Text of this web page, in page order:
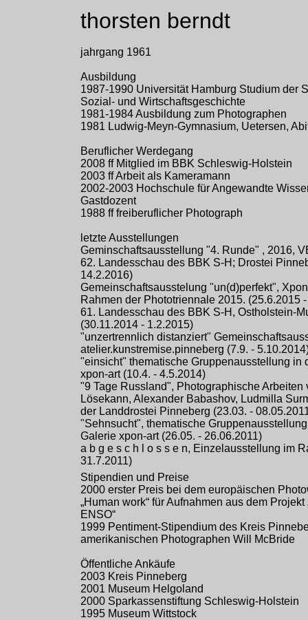
thorsten berndt
jahrgang 1961
Ausbildung
1987-1990 Universität Hamburg Studium der
Sozial- und Wirtschaftsgeschichte
1981-1984 Ausbildung zum Photographen
1981 Ludwig-Meyn-Gymnasium, Uetersen,
Beruflicher Werdegang
2008 ff Mitglied im BBK Schleswig-Holstein
2003 ff Arbeit als Kameramann
2002-2003 Hochschule für Angewandte
Gastdozent
1988 ff freiberuflicher Photograph
letzte Ausstellungen
Geminschaftsausstellung "4. Runde" , 2016,
62. Landesschau des BBK S-H; Drostei
14.2.2016)
Gemeinschaftsausstelung "un(d)perfekt",
Rahmen der Phototriennale 2015. (25.6.2015
61. Landesschau des BBK S-H, Ostholstein-
(30.11.2014 - 1.2.2015)
"unzertrennlich distanziert"
atelier.kunstremise.pinneberg (7.9. -
"einsicht" thematische Gruppenausstellung in
xpon-art (10.4. - 4.5.2014)
"9 Tage Russland", Photographische Arbeiten
Lösekann, Alexander Babashov, Ludmilla
der Landdrostei Pinneberg (23.03. -
"Sehnsucht", thematische
Galerie xpon-art (26.05. - 26.06.2011)
a b g e s c h l o s s e n, Einzelausstellung im
31.7.2011)
Stipendien und Preise
2000 erster Preis bei dem europäischen
„Human work“ für Aufnahmen aus dem
ENSO“
1999 Pentiment-Stipendium des Kreis
amerikanischen Photographen Will McBride
Öffentliche Ankäufe
2003 Kreis Pinneberg
2001 Museum Helgoland
2000 Sparkassenstiftung Schleswig-Holstein
1995 Museum Wittstock